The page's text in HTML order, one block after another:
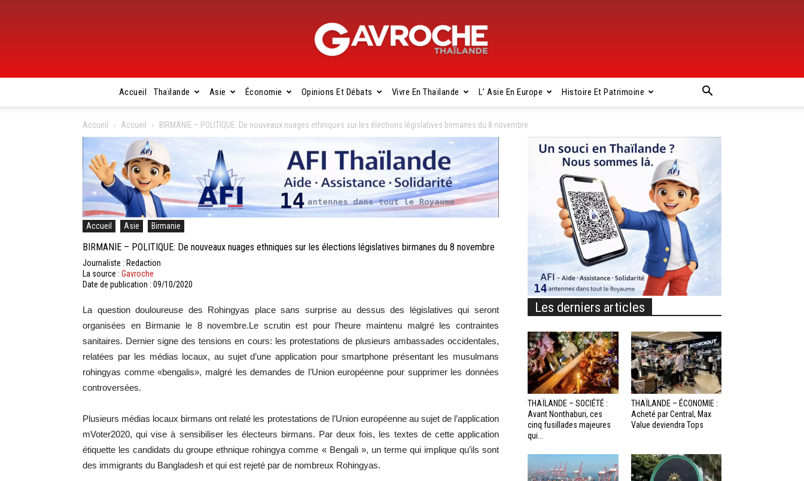
Gavroche
Thaïlande
Accueil Thaïlande Asie Économie Opinions Et Débats Vivre En Thaïlande L’ Asie En Europe Histoire Et Patrimoine
Accueil Accueil BIRMANIE – POLITIQUE: De nouveaux nuages ethniques sur les élections législatives birmanes du 8 novembre
Accueil Asie Birmanie
BIRMANIE – POLITIQUE: De nouveaux nuages ethniques sur les élections législatives birmanes du 8 novembre
Journaliste : Redaction
La source : Gavroche
Date de publication : 09/10/2020
La question douloureuse des Rohingyas place sans surprise au dessus des législatives qui seront
organisées en Birmanie le 8 novembre.Le scrutin est pour l’heure maintenu malgré les contraintes
sanitaires. Dernier signe des tensions en cours: les protestations de plusieurs ambassades occidentales,
relatées par les médias locaux, au sujet d’une application pour smartphone présentant les musulmans
rohingyas comme «bengalis», malgré les demandes de l’Union européenne pour supprimer les données
controversées.
Plusieurs médias locaux birmans ont relaté les protestations de l’Union européenne au sujet de l’application
mVoter2020, qui vise à sensibiliser les électeurs birmans. Par deux fois, les textes de cette application
étiquette les candidats du groupe ethnique rohingya comme « Bengali », un terme qui implique qu’ils sont
des immigrants du Bangladesh et qui est rejeté par de nombreux Rohingyas.
Les derniers articles
THAÏLANDE – SOCIÉTÉ :
Avant Nonthaburi, ces
cinq fusillades majeures
qui...
THAÏLANDE – ÉCONOMIE :
Acheté par Central, Max
Value deviendra Tops